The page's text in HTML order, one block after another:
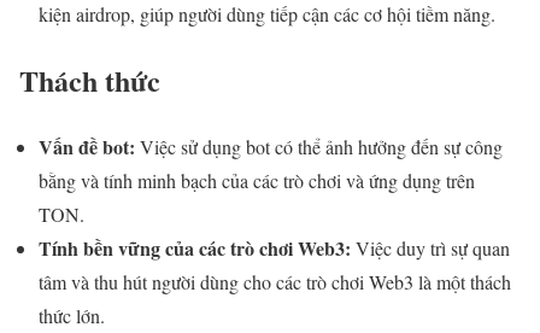
kiện airdrop, giúp người dùng tiếp cận các cơ hội tiềm năng.
Thách thức
Vấn đề bot: Việc sử dụng bot có thể ảnh hưởng đến sự công
bằng và tính minh bạch của các trò chơi và ứng dụng trên
TON.
Tính bền vững của các trò chơi Web3: Việc duy trì sự quan
tâm và thu hút người dùng cho các trò chơi Web3 là một thách
thức lớn.